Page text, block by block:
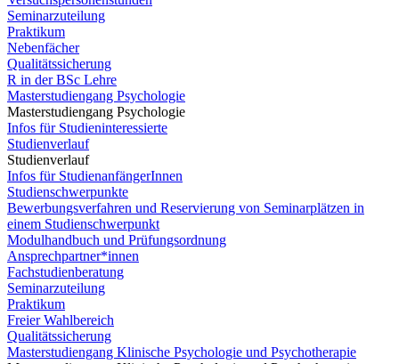
Seminarzuteilung
Praktikum
Nebenfächer
Qualitätssicherung
R in der BSc Lehre
Masterstudiengang Psychologie
Masterstudiengang Psychologie
Infos für Studieninteressierte
Studienverlauf
Studienverlauf
Infos für StudienanfängerInnen
Studienschwerpunkte
Bewerbungsverfahren und Reservierung von Seminarplätzen in
einem Studienschwerpunkt
Modulhandbuch und Prüfungsordnung
Ansprechpartner*innen
Fachstudienberatung
Seminarzuteilung
Praktikum
Freier Wahlbereich
Qualitätssicherung
Masterstudiengang Klinische Psychologie und Psychotherapie